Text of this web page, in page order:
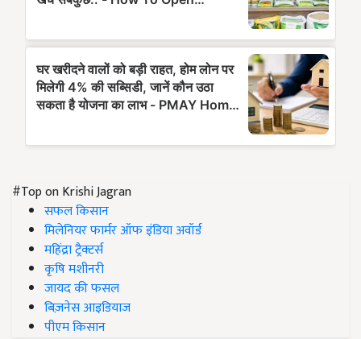
#Top on Krishi Jagran
सफल किसान
मिलेनियर फार्मर ऑफ इंडिया अवॉर्ड
महिंद्रा ट्रैक्टर्स
कृषि मशीनरी
जायद की फसल
बिज़नेस आइडियाज
पीएम किसान